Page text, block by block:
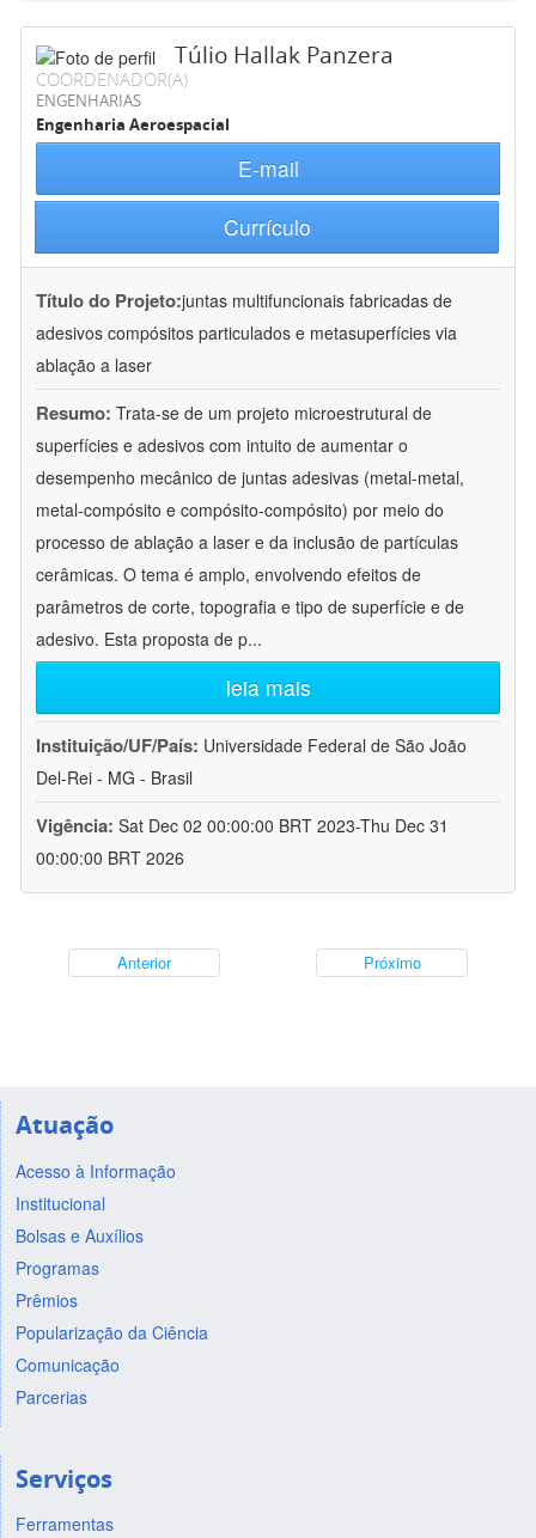
Túlio Hallak Panzera
COORDENADOR(A)
ENGENHARIAS
Engenharia Aeroespacial
E-mail
Currículo
Título do Projeto:juntas multifuncionais fabricadas de
adesivos compósitos particulados e metasuperfícies via
ablação a laser
Resumo: Trata-se de um projeto microestrutural de
superfícies e adesivos com intuito de aumentar o
desempenho mecânico de juntas adesivas (metal-metal,
metal-compósito e compósito-compósito) por meio do
processo de ablação a laser e da inclusão de partículas
cerâmicas. O tema é amplo, envolvendo efeitos de
parâmetros de corte, topografia e tipo de superfície e de
adesivo. Esta proposta de p...
leia mais
Instituição/UF/País: Universidade Federal de São João
Del-Rei - MG - Brasil
Vigência: Sat Dec 02 00:00:00 BRT 2023-Thu Dec 31
00:00:00 BRT 2026
Anterior Próximo
Atuação
Acesso à Informação
Institucional
Bolsas e Auxílios
Programas
Prêmios
Popularização da Ciência
Comunicação
Parcerias
Serviços
Ferramentas